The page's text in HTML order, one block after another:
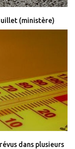
(ministère)
dans plusieurs